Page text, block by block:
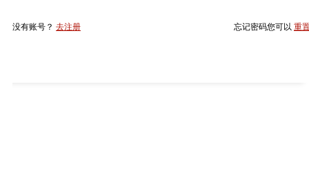
没有账号？去注册 忘记密码您可以重置